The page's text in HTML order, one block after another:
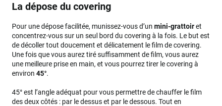
La dépose du covering
Pour une dépose facilitée, munissez-vous d’un mini-grattoiret
concentrez-vous sur un seul bord du covering à la fois. Le but est
de décoller tout doucement et délicatement le film de covering.
Une fois que vous aurez tiré suffisamment de film, vous aurez
une meilleure prise en main, et vous pourrez tirer le covering à
environ 45°.
45° est l’angle adéquat pour vous permettre de chauffer le film
des deux côtés : par le dessus et par le dessous. Tout en